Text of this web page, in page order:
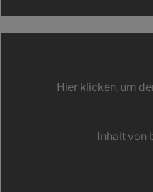
Hier klicken, um
Inhalt von